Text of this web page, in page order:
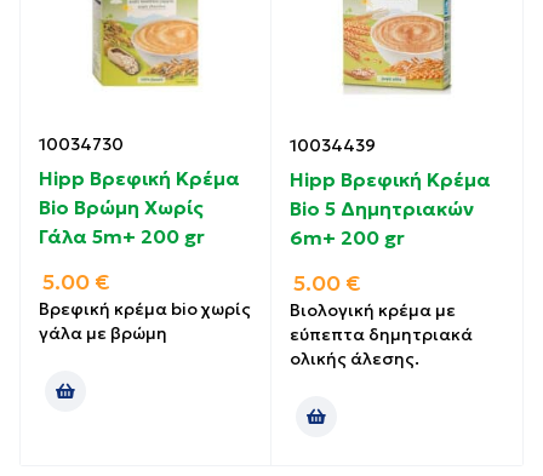
10034730
Hipp Βρεφική Κρέμα
Bio Βρώμη Χωρίς
Γάλα 5m+ 200 gr
5.00 €
Βρεφική κρέμα bio χωρίς
γάλα με βρώμη
10034439
Hipp Βρεφική Κρέμα
Bio 5 Δημητριακών
6m+ 200 gr
5.00 €
Βιολογική κρέμα με
εύπεπτα δημητριακά
ολικής άλεσης.